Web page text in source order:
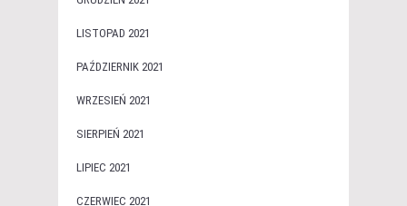
LISTOPAD 2021
PAŹDZIERNIK 2021
WRZESIEŃ 2021
SIERPIEŃ 2021
LIPIEC 2021
CZERWIEC 2021